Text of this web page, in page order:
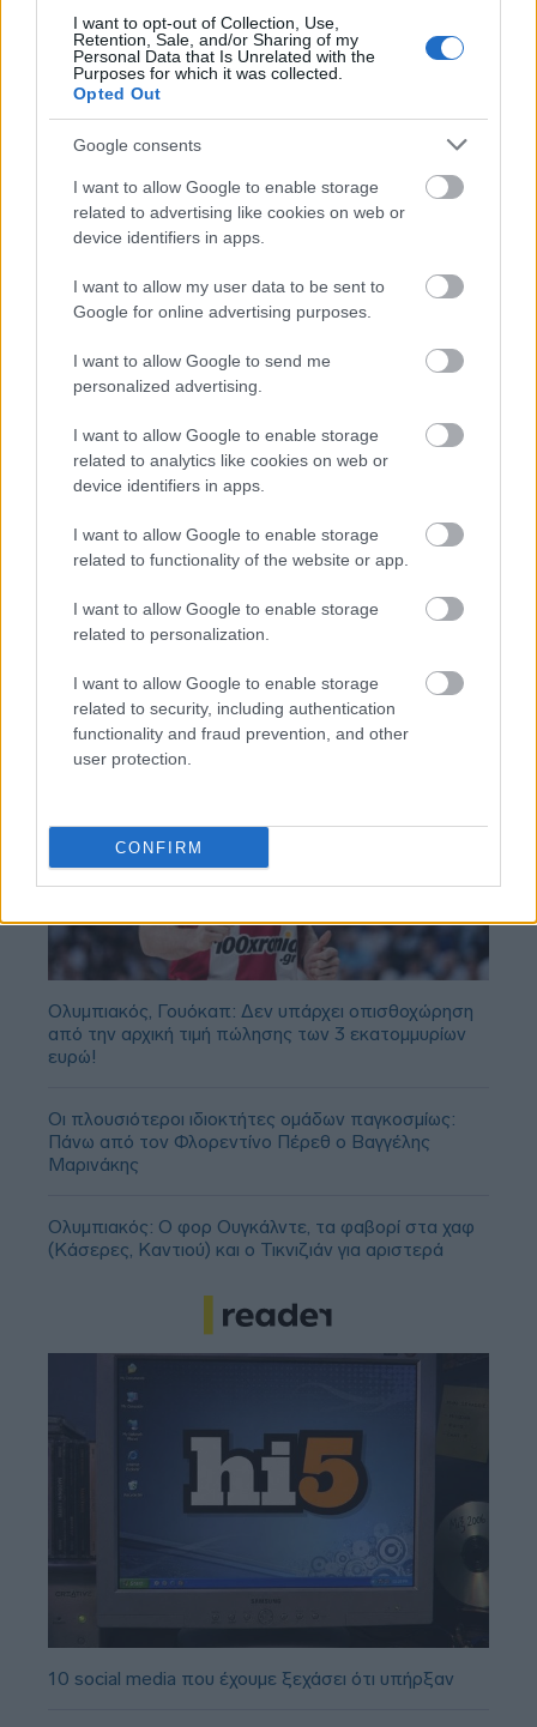
I want to opt-out of Collection, Use,
Retention, Sale, and/or Sharing of my
Personal Data that Is Unrelated with the
Purposes for which it was collected.
Opted Out
Google consents
I want to allow Google to enable storage
related to advertising like cookies on web or
device identifiers in apps.
I want to allow my user data to be sent to
Google for online advertising purposes.
I want to allow Google to send me
personalized advertising.
I want to allow Google to enable storage
related to analytics like cookies on web or
device identifiers in apps.
I want to allow Google to enable storage
related to functionality of the website or app.
I want to allow Google to enable storage
related to personalization.
I want to allow Google to enable storage
related to security, including authentication
functionality and fraud prevention, and other
user protection.
CONFIRM
Ο Τραμπ αναδημοσίευσε συνέντευξη του
Πλεύρη
Εξοικονομώ - Επιχειρώ: Παράταση έως τις 30
Νοεμβρίου για περισσότερες από 400
επιχειρήσεις
Μετά την επιτυχία των καθαρών οικοπέδων, ας
τολμήσουμε τα «καθαρά χωράφια» και
μεταρρύθμιση της γης στην Ελλάδα
BEST OFINTERNET
Ολυμπιακός, Γουόκαπ: Δεν υπάρχει οπισθοχώρηση
από την αρχική τιμή πώλησης των 3 εκατομμυρίων
ευρώ!
Οι πλουσιότεροι ιδιοκτήτες ομάδων παγκοσμίως:
Πάνω από τον Φλορεντίνο Πέρεθ ο Βαγγέλης
Μαρινάκης
Ολυμπιακός: Ο φορ Ουγκάλντε, τα φαβορί στα χαφ
(Κάσερες, Καντιού) και ο Τικνιζιάν για αριστερά
10 social media που έχουμε ξεχάσει ότι υπήρξαν